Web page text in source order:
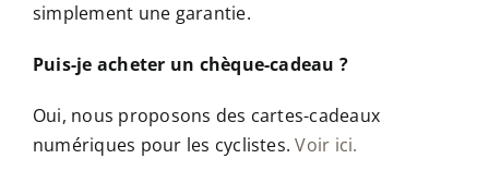
simplement une garantie.
Puis-je acheter un chèque-cadeau ?
Oui, nous proposons des cartes-cadeaux
numériques pour les cyclistes.Voir ici.